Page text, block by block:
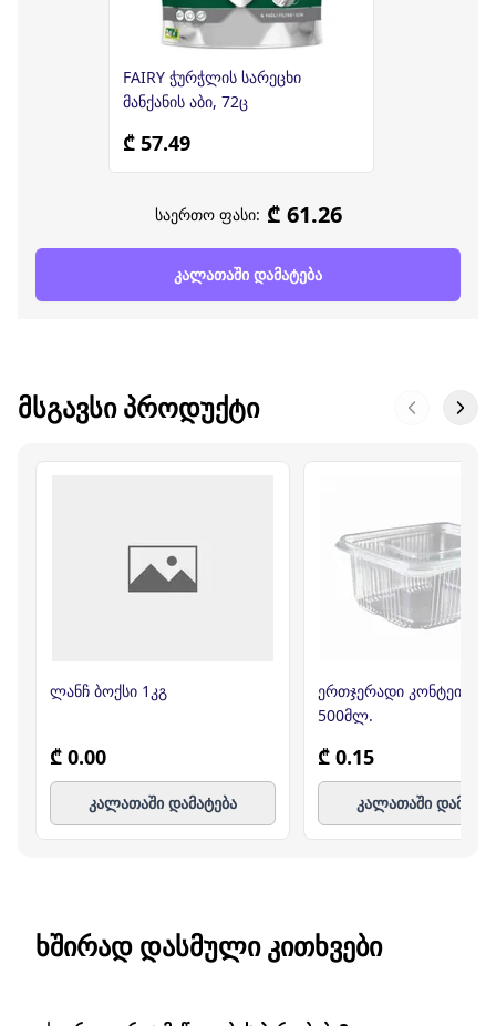
FAIRY ჭურჭლის სარეცხი
მანქანის აბი, 72ც
₾ 57.49
საერთო ფასი: ₾ 61.26
კალათაში დამატება
ᲛᲡᲒᲐᲕᲡᲘ ᲞᲠᲝᲓᲣᲥᲢᲘ
ლანჩ ბოქსი 1კგ
₾ 0.00
კალათაში დამატება
ერთჯერადი კონტეინერი
500მლ.
₾ 0.15
კალათაში
ᲮᲨᲘᲠᲐᲓ ᲓᲐᲡᲛᲣᲚᲘ ᲙᲘᲗᲮᲕᲔᲑᲘ